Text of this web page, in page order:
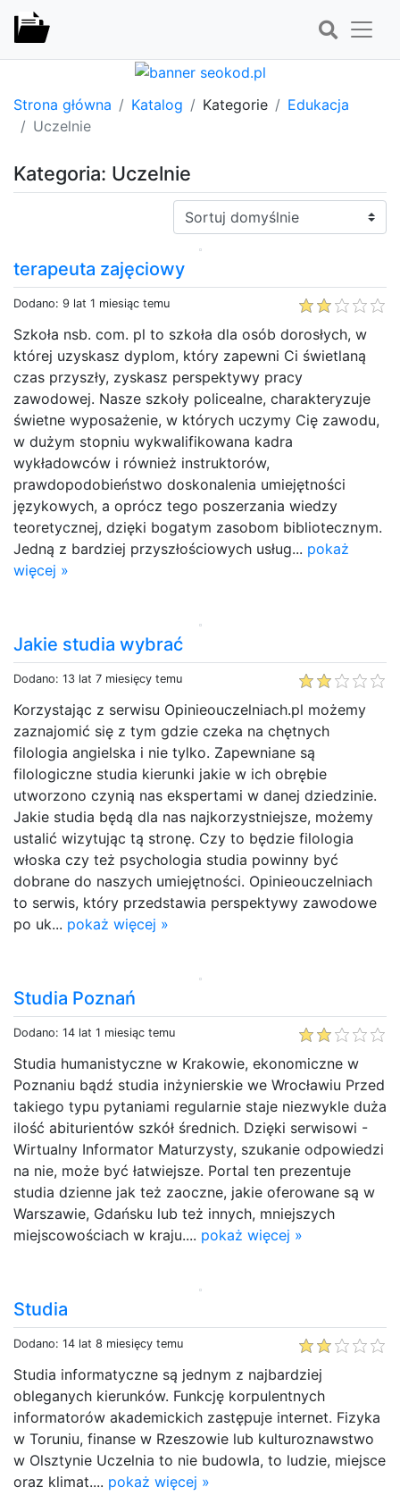
Strona główna Katalog Kategorie
Edukacja
Uczelnie
Kategoria: Uczelnie
Sortuj:
terapeuta zajęciowy
Dodano: 9 lat 1 miesiąc temu
Szkoła nsb. com. pl to szkoła dla osób dorosłych, w
której uzyskasz dyplom, który zapewni Ci świetlaną
czas przyszły, zyskasz perspektywy pracy
zawodowej. Nasze szkoły policealne, charakteryzuje
świetne wyposażenie, w których uczymy Cię zawodu,
w dużym stopniu wykwalifikowana kadra
wykładowców i również instruktorów,
prawdopodobieństwo doskonalenia umiejętności
językowych, a oprócz tego poszerzania wiedzy
teoretycznej, dzięki bogatym zasobom bibliotecznym.
Jedną z bardziej przyszłościowych usług... pokaż
więcej »
Jakie studia wybrać
Dodano: 13 lat 7 miesięcy temu
Korzystając z serwisu Opinieouczelniach.pl możemy
zaznajomić się z tym gdzie czeka na chętnych
filologia angielska i nie tylko. Zapewniane są
filologiczne studia kierunki jakie w ich obrębie
utworzono czynią nas ekspertami w danej dziedzinie.
Jakie studia będą dla nas najkorzystniejsze, możemy
ustalić wizytując tą stronę. Czy to będzie filologia
włoska czy też psychologia studia powinny być
dobrane do naszych umiejętności. Opinieouczelniach
to serwis, który przedstawia perspektywy zawodowe
po uk... pokaż więcej »
Studia Poznań
Dodano: 14 lat 1 miesiąc temu
Studia humanistyczne w Krakowie, ekonomiczne w
Poznaniu bądź studia inżynierskie we Wrocławiu Przed
takiego typu pytaniami regularnie staje niezwykle duża
ilość abiturientów szkół średnich. Dzięki serwisowi -
Wirtualny Informator Maturzysty, szukanie odpowiedzi
na nie, może być łatwiejsze. Portal ten prezentuje
studia dzienne jak też zaoczne, jakie oferowane są w
Warszawie, Gdańsku lub też innych, mniejszych
miejscowościach w kraju.... pokaż więcej »
Studia
Dodano: 14 lat 8 miesięcy temu
Studia informatyczne są jednym z najbardziej
obleganych kierunków. Funkcję korpulentnych
informatorów akademickich zastępuje internet. Fizyka
w Toruniu, finanse w Rzeszowie lub kulturoznawstwo
w Olsztynie Uczelnia to nie budowla, to ludzie, miejsce
oraz klimat.... pokaż więcej »